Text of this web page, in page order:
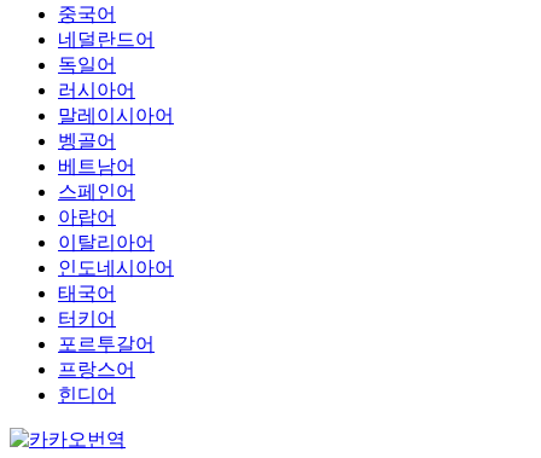
중국어
네덜란드어
독일어
러시아어
말레이시아어
벵골어
베트남어
스페인어
아랍어
이탈리아어
인도네시아어
태국어
터키어
포르투갈어
프랑스어
힌디어